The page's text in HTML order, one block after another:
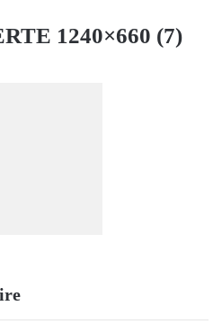
1240×660 (7)